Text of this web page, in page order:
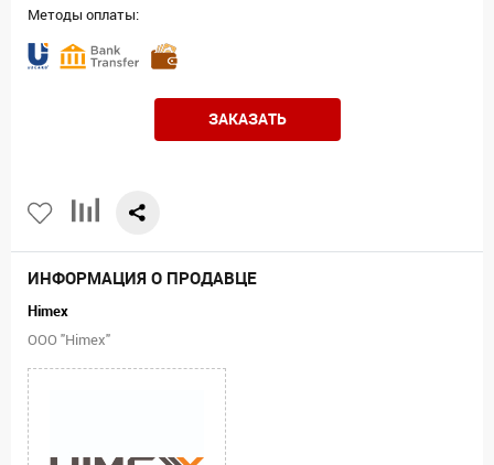
Методы оплаты:
ЗАКАЗАТЬ
ИНФОРМАЦИЯ О ПРОДАВЦЕ
Himex
ООО "Himex"